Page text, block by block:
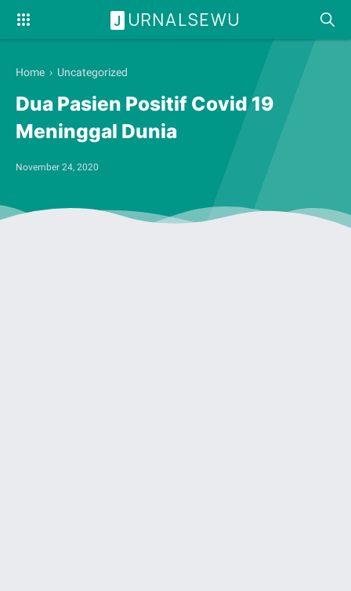
J URNALSEWU
Home › Uncategorized
Dua Pasien Positif Covid 19
Meninggal Dunia
November 24, 2020